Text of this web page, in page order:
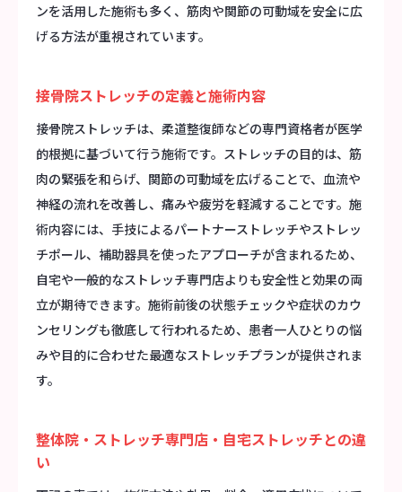
ンを活用した施術も多く、筋肉や関節の可動域を安全に広
げる方法が重視されています。
接骨院ストレッチの定義と施術内容
接骨院ストレッチは、柔道整復師などの専門資格者が医学
的根拠に基づいて行う施術です。ストレッチの目的は、筋
肉の緊張を和らげ、関節の可動域を広げることで、血流や
神経の流れを改善し、痛みや疲労を軽減することです。施
術内容には、手技によるパートナーストレッチやストレッ
チポール、補助器具を使ったアプローチが含まれるため、
自宅や一般的なストレッチ専門店よりも安全性と効果の両
立が期待できます。施術前後の状態チェックや症状のカウ
ンセリングも徹底して行われるため、患者一人ひとりの悩
みや目的に合わせた最適なストレッチプランが提供されま
す。
整体院・ストレッチ専門店・自宅ストレッチとの違
い